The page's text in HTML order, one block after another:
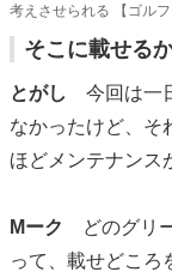
考えさせられる 【ゴルフ
そこに載せる
とがし
今回は一
なかったけど、そ
ほどメンテナンス
Mーク
どのグリ
って、載せどころ